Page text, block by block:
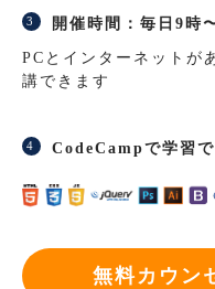
開催時間：毎日9時
PCとインターネットが
講できます
CodeCampで学習
無料カウン